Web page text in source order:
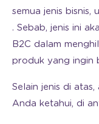
semua jenis bisnis,
. Sebab, jenis ini
B2C dalam
produk yang ingin
Selain jenis di
Anda ketahui, di